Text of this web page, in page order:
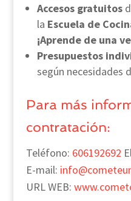
Accesos gratuitos
la Escuela de
¡Aprende de una
Presupuestos
según necesidades
Para más
contratación:
Teléfono: 606192692
E-mail:
URL WEB: